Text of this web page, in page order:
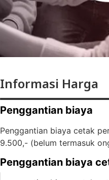
Informasi Harga
Penggantian biaya
Penggantian biaya cetak
9.500,- (belum termasuk
Penggantian biaya